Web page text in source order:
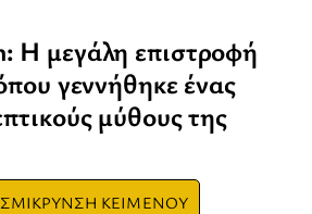
Η μεγάλη επιστροφή
γεννήθηκε ένας
μύθους της
ΣΜΙΚΡΥΝΣΗ ΚΕΙΜΕΝΟΥ